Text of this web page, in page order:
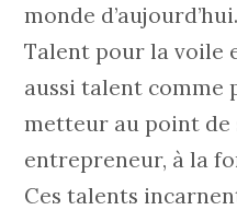
monde d’aujourd’hui.
Talent pour la voile
aussi talent comme
metteur au point de
entrepreneur, à la
Ces talents